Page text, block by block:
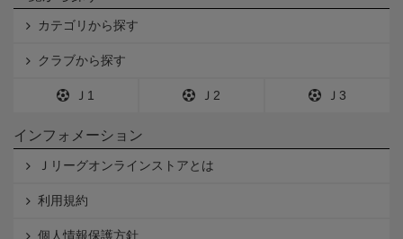
カテゴリから探す
クラブから探す
Ｊ1 Ｊ2 Ｊ3
インフォメーション
Ｊリーグオンラインストアとは
利用規約
個人情報保護方針